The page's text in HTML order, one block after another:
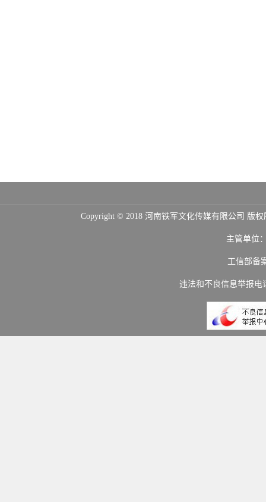
Copyright © 2018 河南铁军文化传媒有限公司 版
主管单位
工信部备
违法和不良信息举报